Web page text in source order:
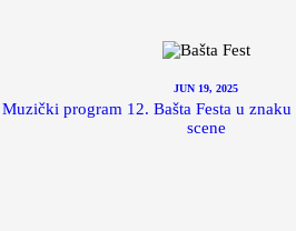
JUN 19, 2025
Muzički program 12. Bašta Festa u
scene